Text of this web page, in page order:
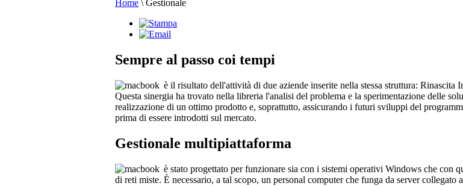
Home \Gestionale
Sempre al passo coi tempi
è il risultato dell'attività di due aziende inserite nella stessa struttura:
Questa sinergia ha trovato nella libreria l'analisi del problema e la sperimentazione delle
realizzazione di un ottimo prodotto e, soprattutto, assicurando i futuri sviluppi del
prima di essere introdotti sul mercato.
Gestionale multipiattaforma
è stato progettato per funzionare sia con i sistemi operativi Windows che con
di reti miste. È necessario, a tal scopo, un personal computer che funga da server